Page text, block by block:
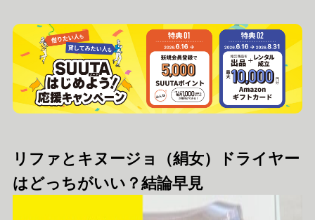
リファとキヌージョ（絹女）ドライヤー
はどっちがいい？結論早見